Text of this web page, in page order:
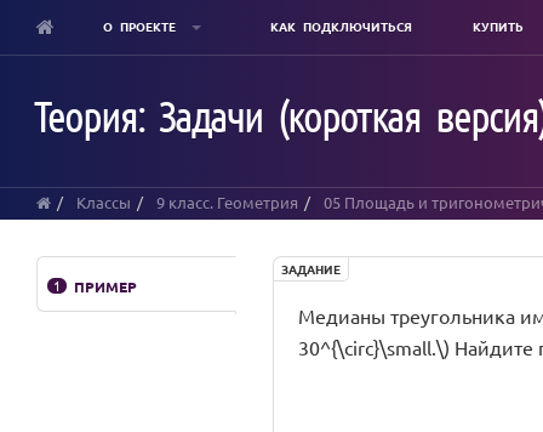
content
О ПРОЕКТЕ КАК ПОДКЛЮЧИТЬСЯ КУПИТЬ
Теория: Задачи (короткая
Классы 9 класс. Геометрия 05 Площадь и
1 ПРИМЕР
ЗАДАНИЕ
Медианы треугольника
30^{\circ}\small.\) Найдите